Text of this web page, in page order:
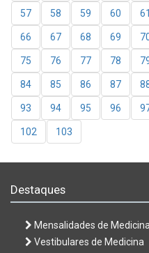
57 58 59 60 61
66 67 68 69
75 76 77 78
84 85 86 87
93 94 95 96
102 103
Destaques
Mensalidades de
Vestibulares de Medicina